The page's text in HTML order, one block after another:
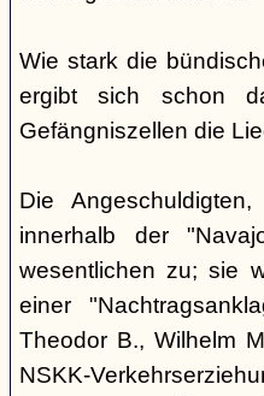
Wie stark die
ergibt sich schon
Gefängniszellen die
Die
innerhalb der
wesentlichen zu; sie
einer
Theodor B., Wilhelm
NSKK-